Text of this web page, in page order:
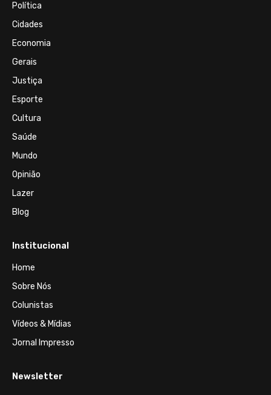
Política
Cidades
Economia
Gerais
Justiça
Esporte
Cultura
Saúde
Mundo
Opinião
Lazer
Blog
Institucional
Home
Sobre Nós
Colunistas
Vídeos & Mídias
Jornal Impresso
Newsletter